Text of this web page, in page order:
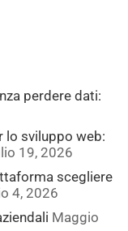
perdere dati:
lo sviluppo web:
19, 2026
scegliere
4, 2026
Maggio